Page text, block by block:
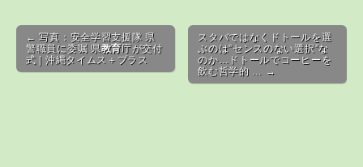
Post navigation
← 写真：安全学習支援隊 県
警職員に委嘱 県教育庁が交付
式 | 沖縄タイムス＋プラス
スタバではなくドトールを選
ぶのは”センスのない選択”な
のか…ドトールでコーヒーを
飲む哲学的 … →